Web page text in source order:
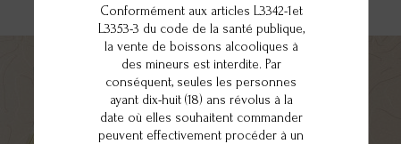
Conformément aux articles L3342-1et
L3353-3 du code de la santé publique,
la vente de boissons alcooliques à
des mineurs est interdite. Par
conséquent, seules les personnes
ayant dix-huit (18) ans révolus à la
date où elles souhaitent commander
peuvent effectivement procéder à un
LA COLLECTION